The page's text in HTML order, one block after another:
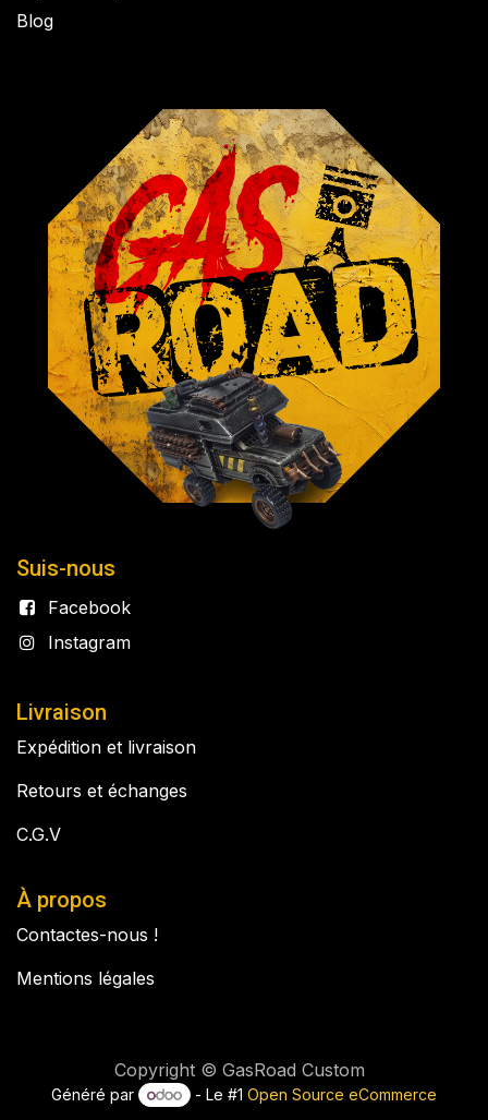
Blog
Suis-nous
Facebook
Instagram
Livraison
Expédition et livraison
Retours et échanges
C.G.V
À propos
Contactes-nous !
Mentions légales
Copyright © GasRoad Custom
Généré par - Le #1Open Source eCommerce